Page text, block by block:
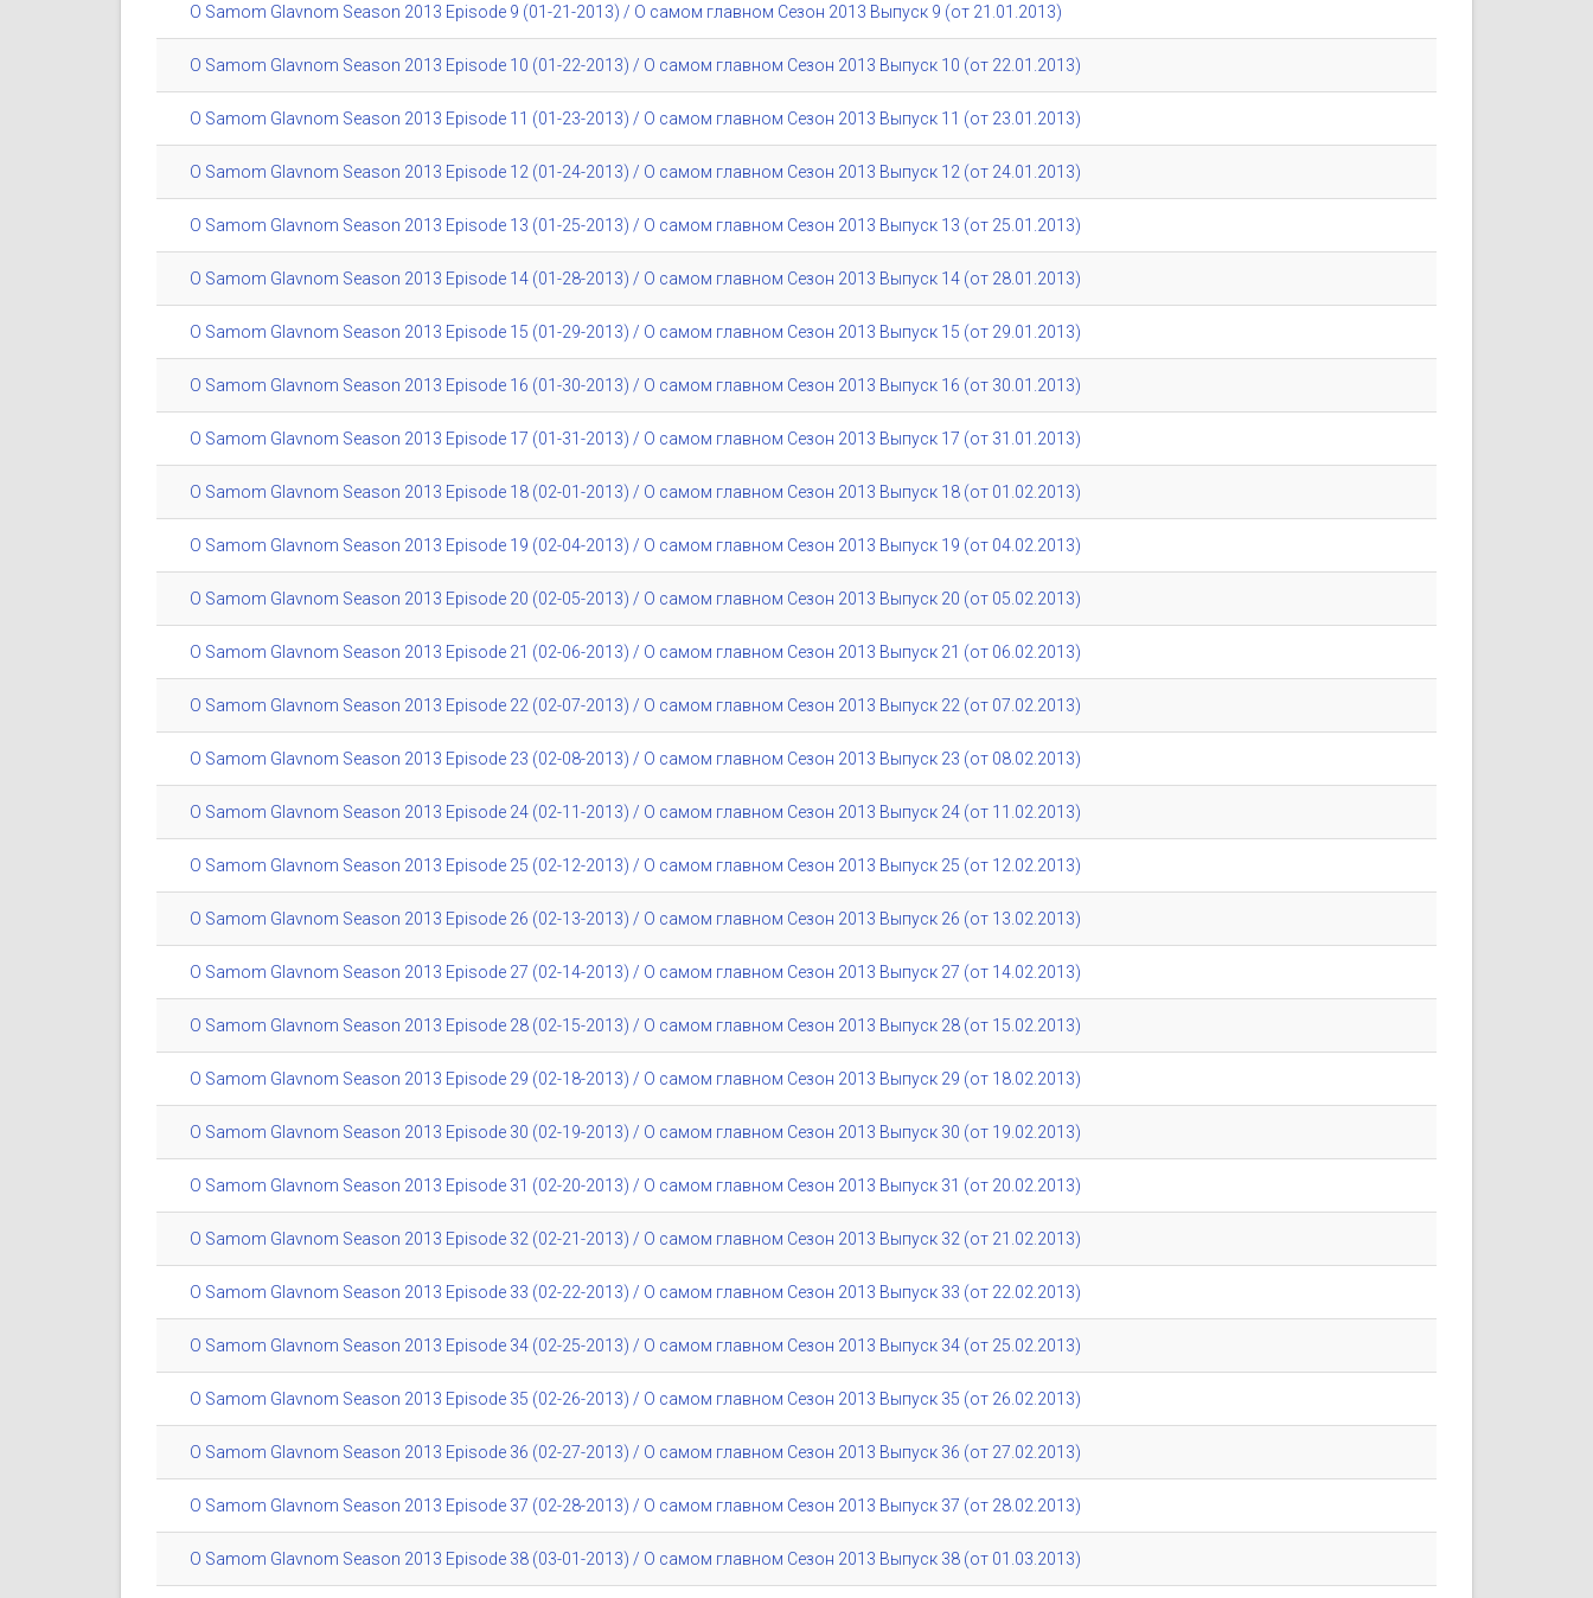
O Samom Glavnom Season 2013 Episode 9 (01-21-2013) / О самом главном Сезон 2013 Выпуск 9 (от 21.01.2013)
O Samom Glavnom Season 2013 Episode 10 (01-22-2013) / О самом главном Сезон 2013 Выпуск 10 (от 22.01.2013)
O Samom Glavnom Season 2013 Episode 11 (01-23-2013) / О самом главном Сезон 2013 Выпуск 11 (от 23.01.2013)
O Samom Glavnom Season 2013 Episode 12 (01-24-2013) / О самом главном Сезон 2013 Выпуск 12 (от 24.01.2013)
O Samom Glavnom Season 2013 Episode 13 (01-25-2013) / О самом главном Сезон 2013 Выпуск 13 (от 25.01.2013)
O Samom Glavnom Season 2013 Episode 14 (01-28-2013) / О самом главном Сезон 2013 Выпуск 14 (от 28.01.2013)
O Samom Glavnom Season 2013 Episode 15 (01-29-2013) / О самом главном Сезон 2013 Выпуск 15 (от 29.01.2013)
O Samom Glavnom Season 2013 Episode 16 (01-30-2013) / О самом главном Сезон 2013 Выпуск 16 (от 30.01.2013)
O Samom Glavnom Season 2013 Episode 17 (01-31-2013) / О самом главном Сезон 2013 Выпуск 17 (от 31.01.2013)
O Samom Glavnom Season 2013 Episode 18 (02-01-2013) / О самом главном Сезон 2013 Выпуск 18 (от 01.02.2013)
O Samom Glavnom Season 2013 Episode 19 (02-04-2013) / О самом главном Сезон 2013 Выпуск 19 (от 04.02.2013)
O Samom Glavnom Season 2013 Episode 20 (02-05-2013) / О самом главном Сезон 2013 Выпуск 20 (от 05.02.2013)
O Samom Glavnom Season 2013 Episode 21 (02-06-2013) / О самом главном Сезон 2013 Выпуск 21 (от 06.02.2013)
O Samom Glavnom Season 2013 Episode 22 (02-07-2013) / О самом главном Сезон 2013 Выпуск 22 (от 07.02.2013)
O Samom Glavnom Season 2013 Episode 23 (02-08-2013) / О самом главном Сезон 2013 Выпуск 23 (от 08.02.2013)
O Samom Glavnom Season 2013 Episode 24 (02-11-2013) / О самом главном Сезон 2013 Выпуск 24 (от 11.02.2013)
O Samom Glavnom Season 2013 Episode 25 (02-12-2013) / О самом главном Сезон 2013 Выпуск 25 (от 12.02.2013)
O Samom Glavnom Season 2013 Episode 26 (02-13-2013) / О самом главном Сезон 2013 Выпуск 26 (от 13.02.2013)
O Samom Glavnom Season 2013 Episode 27 (02-14-2013) / О самом главном Сезон 2013 Выпуск 27 (от 14.02.2013)
O Samom Glavnom Season 2013 Episode 28 (02-15-2013) / О самом главном Сезон 2013 Выпуск 28 (от 15.02.2013)
O Samom Glavnom Season 2013 Episode 29 (02-18-2013) / О самом главном Сезон 2013 Выпуск 29 (от 18.02.2013)
O Samom Glavnom Season 2013 Episode 30 (02-19-2013) / О самом главном Сезон 2013 Выпуск 30 (от 19.02.2013)
O Samom Glavnom Season 2013 Episode 31 (02-20-2013) / О самом главном Сезон 2013 Выпуск 31 (от 20.02.2013)
O Samom Glavnom Season 2013 Episode 32 (02-21-2013) / О самом главном Сезон 2013 Выпуск 32 (от 21.02.2013)
O Samom Glavnom Season 2013 Episode 33 (02-22-2013) / О самом главном Сезон 2013 Выпуск 33 (от 22.02.2013)
O Samom Glavnom Season 2013 Episode 34 (02-25-2013) / О самом главном Сезон 2013 Выпуск 34 (от 25.02.2013)
O Samom Glavnom Season 2013 Episode 35 (02-26-2013) / О самом главном Сезон 2013 Выпуск 35 (от 26.02.2013)
O Samom Glavnom Season 2013 Episode 36 (02-27-2013) / О самом главном Сезон 2013 Выпуск 36 (от 27.02.2013)
O Samom Glavnom Season 2013 Episode 37 (02-28-2013) / О самом главном Сезон 2013 Выпуск 37 (от 28.02.2013)
O Samom Glavnom Season 2013 Episode 38 (03-01-2013) / О самом главном Сезон 2013 Выпуск 38 (от 01.03.2013)